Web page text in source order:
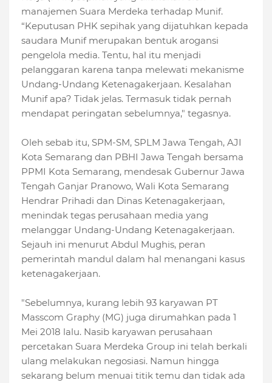
manajemen Suara Merdeka terhadap Munif.
“Keputusan PHK sepihak yang dijatuhkan kepada
saudara Munif merupakan bentuk arogansi
pengelola media. Tentu, hal itu menjadi
pelanggaran karena tanpa melewati mekanisme
Undang-Undang Ketenagakerjaan. Kesalahan
Munif apa? Tidak jelas. Termasuk tidak pernah
mendapat peringatan sebelumnya," tegasnya.
Oleh sebab itu, SPM-SM, SPLM Jawa Tengah, AJI
Kota Semarang dan PBHI Jawa Tengah bersama
PPMI Kota Semarang, mendesak Gubernur Jawa
Tengah Ganjar Pranowo, Wali Kota Semarang
Hendrar Prihadi dan Dinas Ketenagakerjaan,
menindak tegas perusahaan media yang
melanggar Undang-Undang Ketenagakerjaan.
Sejauh ini menurut Abdul Mughis, peran
pemerintah mandul dalam hal menangani kasus
ketenagakerjaan.
"Sebelumnya, kurang lebih 93 karyawan PT
Masscom Graphy (MG) juga dirumahkan pada 1
Mei 2018 lalu. Nasib karyawan perusahaan
percetakan Suara Merdeka Group ini telah berkali
ulang melakukan negosiasi. Namun hingga
sekarang belum menuai titik temu dan tidak ada